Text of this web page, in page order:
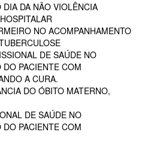
DA NÃO VIOLÊNCIA
NO ACOMPANHAMENTO
DE SAÚDE NO
PACIENTE COM
A CURA.
DO ÓBITO MATERNO,
DE SAÚDE NO
PACIENTE COM